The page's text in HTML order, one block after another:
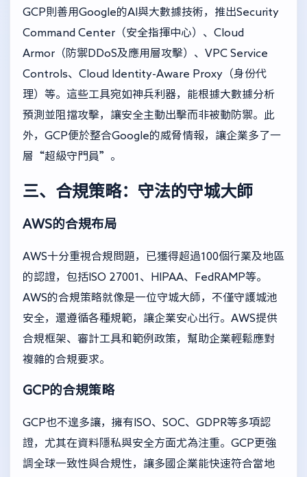
GCP則善用Google的AI與大數據技術，推出Security
Command Center（安全指揮中心）、Cloud
Armor（防禦DDoS及應用層攻擊）、VPC Service
Controls、Cloud Identity-Aware Proxy（身份代
理）等。這些工具宛如神兵利器，能根據大數據分析
預測並阻擋攻擊，讓安全主動出擊而非被動防禦。此
外，GCP便於整合Google的威脅情報，讓企業多了一
層“超級守門員”。
三、合規策略：守法的守城大師
AWS的合規布局
AWS十分重視合規問題，已獲得超過100個行業及地區
的認證，包括ISO 27001、HIPAA、FedRAMP等。
AWS的合規策略就像是一位守城大師，不僅守護城池
安全，還遵循各種規範，讓企業安心出行。AWS提供
合規框架、審計工具和範例政策，幫助企業輕鬆應對
複雜的合規要求。
GCP的合規策略
GCP也不遑多讓，擁有ISO、SOC、GDPR等多項認
證，尤其在資料隱私與安全方面尤為注重。GCP更強
調全球一致性與合規性，讓多國企業能快速符合當地